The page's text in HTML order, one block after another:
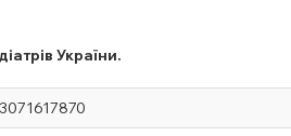
України.